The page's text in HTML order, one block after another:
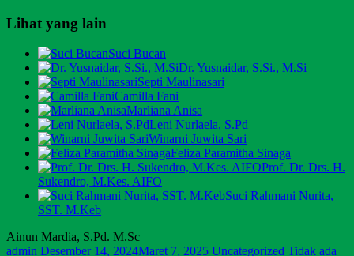
Lihat yang lain
Suci Bucan
Dr. Yusnaidar, S.Si., M.Si
Septi Maulinasari
Camilla Fani
Marliana Anisa
Leni Nurlaela, S.Pd
Winarni Juwita Sari
Feliza Paramitha Sinaga
Prof. Dr. Drs. H.
Sukendro, M.Kes. AIFO
Suci Rahmani Nurita,
SST. M.Keb
Ainun Mardia, S.Pd. M.Sc
admin Desember 14, 2024Maret 7, 2025 Uncategorized Tidak ada